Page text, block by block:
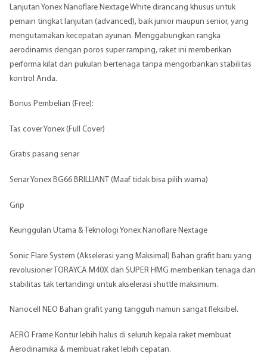
Lanjutan Yonex Nanoflare Nextage White dirancang khusus untuk
pemain tingkat lanjutan (advanced), baik junior maupun senior, yang
mengutamakan kecepatan ayunan. Menggabungkan rangka
aerodinamis dengan poros super ramping, raket ini memberikan
performa kilat dan pukulan bertenaga tanpa mengorbankan stabilitas
kontrol Anda.
Bonus Pembelian (Free):
Tas cover Yonex (Full Cover)
Gratis pasang senar
Senar Yonex BG66 BRILLIANT (Maaf tidak bisa pilih warna)
Grip
Keunggulan Utama & Teknologi Yonex Nanoflare Nextage
Sonic Flare System (Akselerasi yang Maksimal) Bahan grafit baru yang
revolusioner TORAYCA M40X dan SUPER HMG memberikan tenaga dan
stabilitas tak tertandingi untuk akselerasi shuttle maksimum.
Nanocell NEO Bahan grafit yang tangguh namun sangat fleksibel.
AERO Frame Kontur lebih halus di seluruh kepala raket membuat
Aerodinamika & membuat raket lebih cepatan.